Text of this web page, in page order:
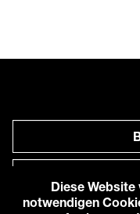
Diese
notwendigen